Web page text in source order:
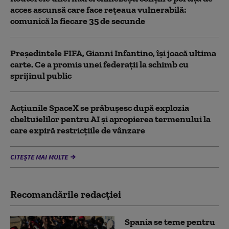
acces ascunsă care face rețeaua vulnerabilă:
comunică la fiecare 35 de secunde
Președintele FIFA, Gianni Infantino, îşi joacă ultima
carte. Ce a promis unei federații la schimb cu
sprijinul public
Acţiunile SpaceX se prăbuşesc după explozia
cheltuielilor pentru AI şi apropierea termenului la
care expiră restricţiile de vânzare
CITEȘTE MAI MULTE
Recomandările redacţiei
Spania se teme pentru